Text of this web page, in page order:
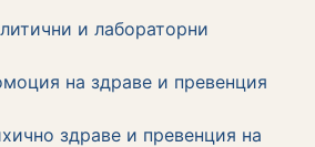
и лабораторни
на здраве и превенция
здраве и превенция на